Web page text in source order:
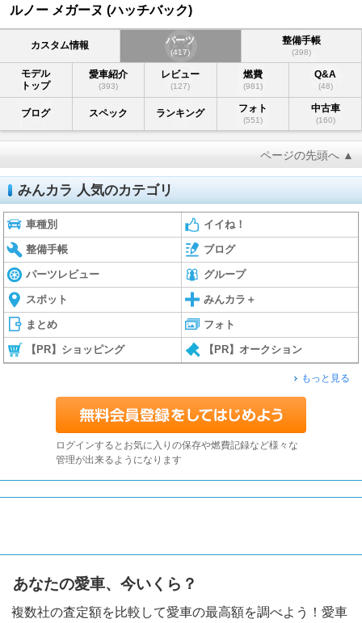
ルノー メガーヌ (ハッチバック)
カスタム情報 パーツ
(417)
整備手帳
(398)
モデル
トップ
愛車紹介
(393)
レビュー
(127)
燃費
(981)
Q&A
(48)
ブログ スペック ランキング フォト
(551)
中古車
(160)
ページの先頭へ ▲
みんカラ 人気のカテゴリ
車種別 イイね！
整備手帳 ブログ
パーツレビュー グループ
スポット みんカラ＋
まとめ フォト
【PR】ショッピング 【PR】オークション
もっと見る
ログインするとお気に入りの保存や燃費記録など様々な
管理が出来るようになります
あなたの愛車、今いくら？
複数社の査定額を比較して愛車の最高額を調べよう！愛車